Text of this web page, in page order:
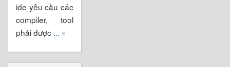
ide yêu cầu các
compiler, tool
phải được ... »